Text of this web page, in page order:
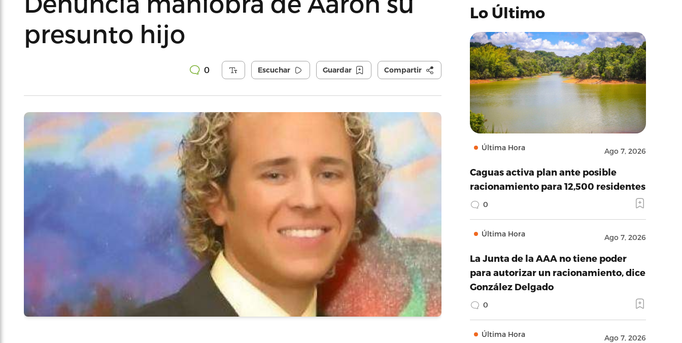
presunto hijo
0 Escuchar Guardar Compartir
Lo Último
Última Hora Ago 7, 2026
Caguas activa plan ante posible
racionamiento para 12,500 residentes
0
Última Hora Ago 7, 2026
La Junta de la AAA no tiene poder
para autorizar un racionamiento, dice
González Delgado
0
Última Hora Ago 7, 2026